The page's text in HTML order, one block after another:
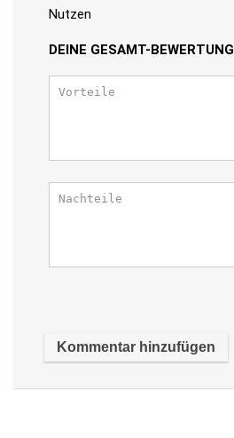
Nutzen
DEINE GESAMT-BEWERTUNG